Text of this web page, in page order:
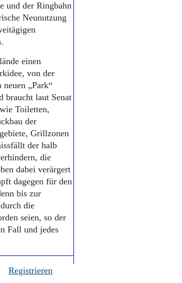
und der Ringbahn
Neunutzung
einen
von der
„Park“
braucht laut Senat
Toiletten,
der
Grillzonen
der halb
die
dabei verärgert
dagegen für den
bis zur
die
seien, so der
Fall und jedes
Registrieren